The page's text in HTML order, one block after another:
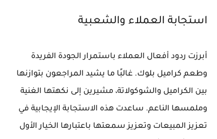
استجابة العملاء والشعبية
أبرزت ردود أفعال العملاء باستمرار الجودة الفريدة
وطعم كراميل بلوك. غالبًا ما يشيد المراجعون بتوازنها
بين الكراميل والشوكولاتة، مشيرين إلى نكهتها الغنية
وملمسها الناعم. ساعدت هذه الاستجابة الإيجابية في
تعزيز المبيعات وتعزيز سمعتها باعتبارها الخيار الأول